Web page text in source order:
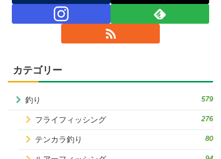
カテゴリー
釣り 579
フライフィッシング 276
テンカラ釣り 80